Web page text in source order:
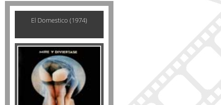
El Domestico (1974)